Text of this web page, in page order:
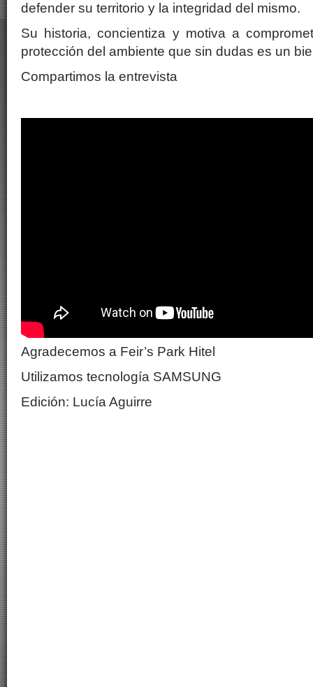
defender su territorio y la integridad del mismo.
Su historia, concientiza y motiva a
protección del ambiente que sin dudas es un
Compartimos la entrevista
Agradecemos a Feir’s Park Hitel
Utilizamos tecnología SAMSUNG
Edición: Lucía Aguirre